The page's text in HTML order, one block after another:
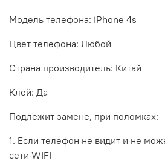
Модель телефона: iPhone 4s
Цвет телефона: Любой
Страна производитель: Китай
Клей: Да
Подлежит замене, при поломках:
1. Если телефон не видит и не
сети WIFI